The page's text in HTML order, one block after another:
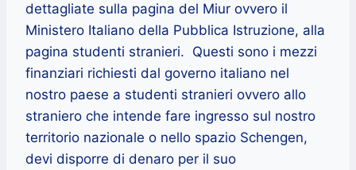
dettagliate sulla pagina del Miur ovvero il
Ministero Italiano della Pubblica Istruzione, alla
pagina studenti stranieri. Questi sono i mezzi
finanziari richiesti dal governo italiano nel
nostro paese a studenti stranieri ovvero allo
straniero che intende fare ingresso sul nostro
territorio nazionale o nello spazio Schengen,
devi disporre di denaro per il suo